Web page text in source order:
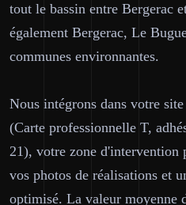
tout le bassin entre Bergerac
également Bergerac, Le
communes environnantes.
Nous intégrons dans votre
(Carte professionnelle T,
21), votre zone d'intervention
vos photos de réalisations et
optimisé. La valeur moyenne